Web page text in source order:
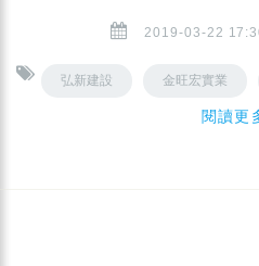
2019-03-22
弘新建設 金旺宏實業
閱讀更